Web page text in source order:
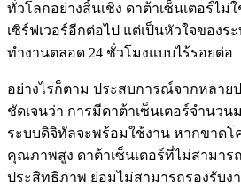
ทั่วโลกอย่างสิ้นเชิง ดาต้าเซ็นเตอร์ไม่
เซิร์ฟเวอร์อีกต่อไป แต่เป็นหัวใจของร
ทำงานตลอด 24 ชั่วโมงแบบไร้รอยต่อ
อย่างไรก็ตาม ประสบการณ์จากหลาย
ชัดเจนว่า การมีดาต้าเซ็นเตอร์จำนว
ระบบดิจิทัลจะพร้อมใช้งาน หากขาดโ
คุณภาพสูง ดาต้าเซ็นเตอร์ที่ไม่สามาร
ประสิทธิภาพ ย่อมไม่สามารถรองรับง